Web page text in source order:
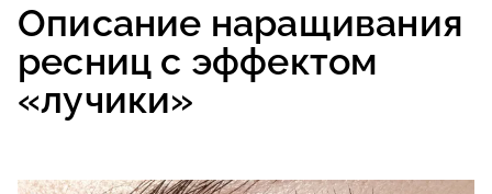
Описание наращивания
ресниц с эффектом
«лучики»